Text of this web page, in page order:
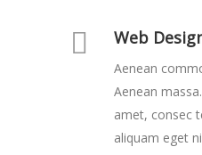
Web
Aenean
Aenean
amet, consec
aliquam eget